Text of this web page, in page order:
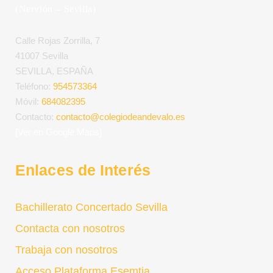
Calle Rojas Zorrilla, 7
41007 Sevilla
SEVILLA, ESPAÑA
Teléfono: 954573364
Móvil: 684082395
Contacto: contacto@colegiodeandevalo.es
Enlaces de Interés
Bachillerato Concertado Sevilla
Contacta con nosotros
Trabaja con nosotros